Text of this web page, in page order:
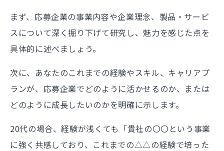
まず、応募企業の事業内容や企業理念、製品・サービ
スについて深く掘り下げて研究し、魅力を感じた点を
具体的に述べましょう。
次に、あなたのこれまでの経験やスキル、キャリアプ
ランが、応募企業でどのように活かせるのか、または
どのように成長したいのかを明確に示します。
20代の場合、経験が浅くても「貴社の〇〇という事業
に強く共感しており、これまでの△△の経験で培った